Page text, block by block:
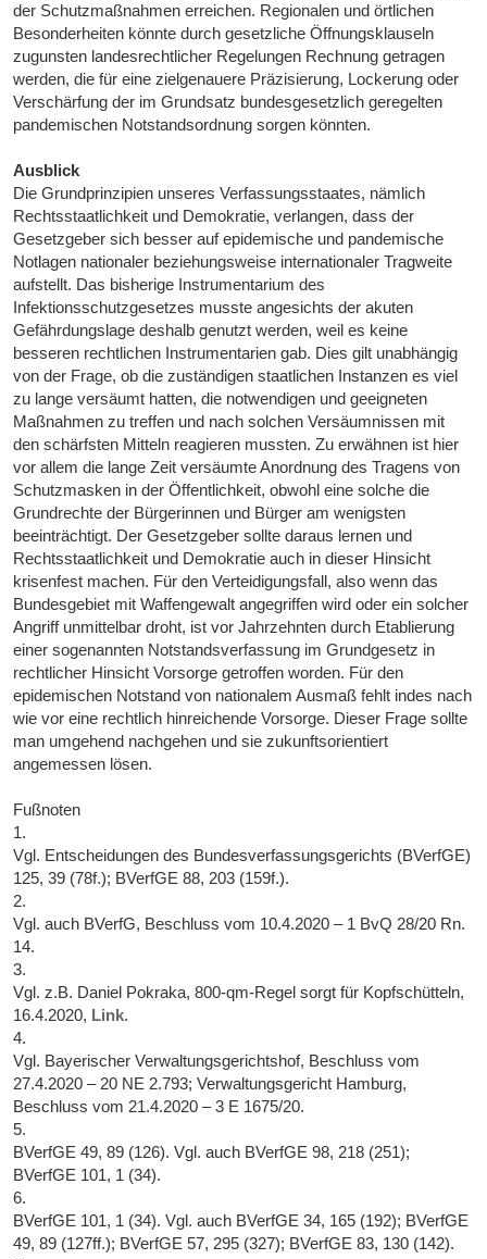
der Schutzmaßnahmen erreichen. Regionalen und örtlichen
Besonderheiten könnte durch gesetzliche Öffnungsklauseln
zugunsten landesrechtlicher Regelungen Rechnung getragen
werden, die für eine zielgenauere Präzisierung, Lockerung oder
Verschärfung der im Grundsatz bundesgesetzlich geregelten
pandemischen Notstandsordnung sorgen könnten.
Ausblick
Die Grundprinzipien unseres Verfassungsstaates, nämlich
Rechtsstaatlichkeit und Demokratie, verlangen, dass der
Gesetzgeber sich besser auf epidemische und pandemische
Notlagen nationaler beziehungsweise internationaler Tragweite
aufstellt. Das bisherige Instrumentarium des
Infektionsschutzgesetzes musste angesichts der akuten
Gefährdungslage deshalb genutzt werden, weil es keine
besseren rechtlichen Instrumentarien gab. Dies gilt unabhängig
von der Frage, ob die zuständigen staatlichen Instanzen es viel
zu lange versäumt hatten, die notwendigen und geeigneten
Maßnahmen zu treffen und nach solchen Versäumnissen mit
den schärfsten Mitteln reagieren mussten. Zu erwähnen ist hier
vor allem die lange Zeit versäumte Anordnung des Tragens von
Schutzmasken in der Öffentlichkeit, obwohl eine solche die
Grundrechte der Bürgerinnen und Bürger am wenigsten
beeinträchtigt. Der Gesetzgeber sollte daraus lernen und
Rechtsstaatlichkeit und Demokratie auch in dieser Hinsicht
krisenfest machen. Für den Verteidigungsfall, also wenn das
Bundesgebiet mit Waffengewalt angegriffen wird oder ein solcher
Angriff unmittelbar droht, ist vor Jahrzehnten durch Etablierung
einer sogenannten Notstandsverfassung im Grundgesetz in
rechtlicher Hinsicht Vorsorge getroffen worden. Für den
epidemischen Notstand von nationalem Ausmaß fehlt indes nach
wie vor eine rechtlich hinreichende Vorsorge. Dieser Frage sollte
man umgehend nachgehen und sie zukunftsorientiert
angemessen lösen.
Fußnoten
1.
Vgl. Entscheidungen des Bundesverfassungsgerichts (BVerfGE)
125, 39 (78f.); BVerfGE 88, 203 (159f.).
2.
Vgl. auch BVerfG, Beschluss vom 10.4.2020 – 1 BvQ 28/20 Rn.
14.
3.
Vgl. z.B. Daniel Pokraka, 800-qm-Regel sorgt für Kopfschütteln,
16.4.2020, Link.
4.
Vgl. Bayerischer Verwaltungsgerichtshof, Beschluss vom
27.4.2020 – 20 NE 2.793; Verwaltungsgericht Hamburg,
Beschluss vom 21.4.2020 – 3 E 1675/20.
5.
BVerfGE 49, 89 (126). Vgl. auch BVerfGE 98, 218 (251);
BVerfGE 101, 1 (34).
6.
BVerfGE 101, 1 (34). Vgl. auch BVerfGE 34, 165 (192); BVerfGE
49, 89 (127ff.); BVerfGE 57, 295 (327); BVerfGE 83, 130 (142).